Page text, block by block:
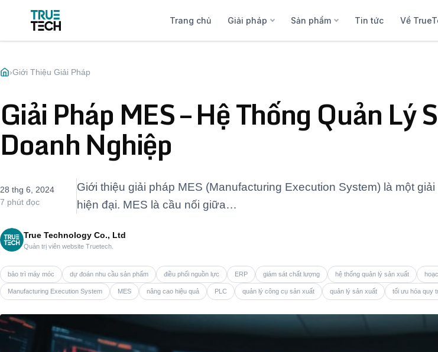
Trang chủ Giải pháp Sản phẩm Tin tức Về
›Giới Thiệu Giải Pháp
Giải Pháp MES – Hệ Thống Quản Lý
Doanh Nghiệp
28 thg 6, 2024
7 phút đọc
Giới thiệu giải pháp MES (Manufacturing Execution System) là một
hiện đại. MES là cầu nối giữa…
True Technology Co., Ltd
Quản trị viên website Truetech.
bảo trì máy móc dự đoán nhu cầu sản phẩm điều phối nguồn lực ERP giám sát chất lượng hệ thống quản lý sản xuất
Manufacturing Execution System MES nâng cao hiệu quả PLC quản lý công cụ sản xuất quản lý sản xuất tối ưu hóa quy